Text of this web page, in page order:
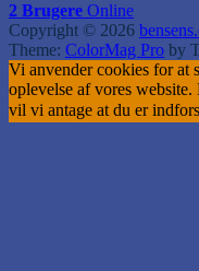
2 Brugere Online
Copyright © 2026
Theme: ColorMag Pro by
Vi anvender cookies for at
oplevelse af vores
vil vi antage at du er